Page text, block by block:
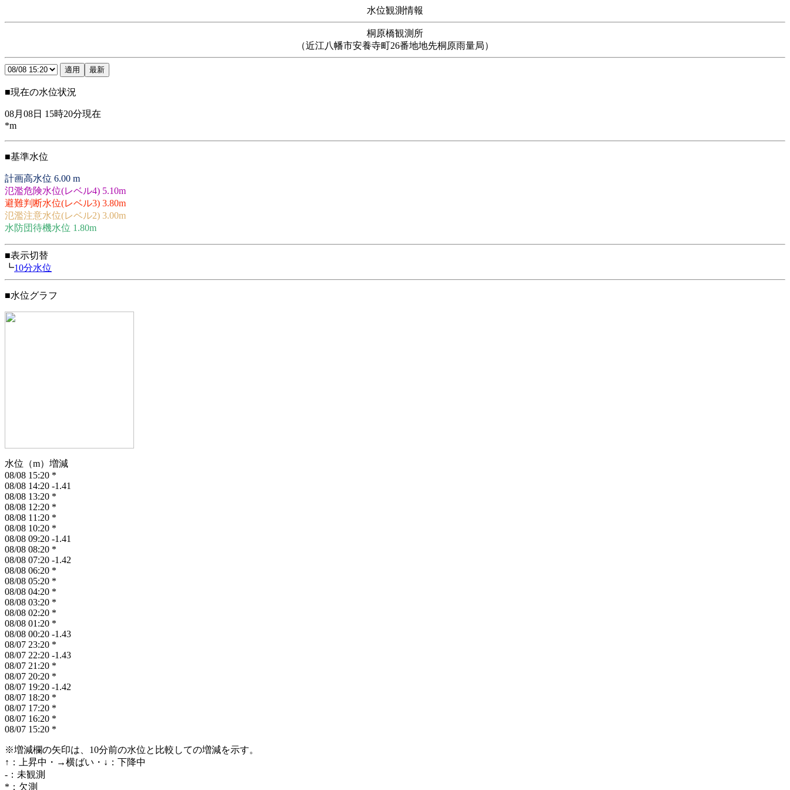
水位観測情報
桐原橋観測所
（近江八幡市安養寺町26番地地先桐原雨量局）
■現在の水位状況
08月08日 15時20分現在
*m
■基準水位
計画高水位 6.00 m
氾濫危険水位(レベル4) 5.10m
避難判断水位(レベル3) 3.80m
氾濫注意水位(レベル2) 3.00m
水防団待機水位 1.80m
■表示切替
┗10分水位
■水位グラフ
水位（m）増減
08/08 15:20 *
08/08 14:20 -1.41
08/08 13:20 *
08/08 12:20 *
08/08 11:20 *
08/08 10:20 *
08/08 09:20 -1.41
08/08 08:20 *
08/08 07:20 -1.42
08/08 06:20 *
08/08 05:20 *
08/08 04:20 *
08/08 03:20 *
08/08 02:20 *
08/08 01:20 *
08/08 00:20 -1.43
08/07 23:20 *
08/07 22:20 -1.43
08/07 21:20 *
08/07 20:20 *
08/07 19:20 -1.42
08/07 18:20 *
08/07 17:20 *
08/07 16:20 *
08/07 15:20 *
※増減欄の矢印は、10分前の水位と比較しての増減を示す。
↑：上昇中・→横ばい・↓：下降中
-：未観測
*：欠測